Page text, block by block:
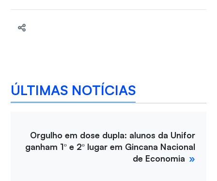
ÚLTIMAS NOTÍCIAS
Orgulho em dose dupla: alunos da Unifor
ganham 1º e 2º lugar em Gincana Nacional
de Economia